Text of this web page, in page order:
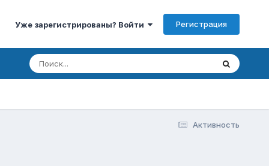
Уже зарегистрированы? Войти Регистрация
Активность